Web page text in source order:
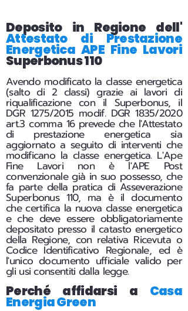
Deposito in Regione dell'
Attestato di Prestazione
Energetica APE Fine Lavori
Superbonus 110
Avendo modificato la classe energetica
(salto di 2 classi) grazie ai lavori di
riqualificazione con il Superbonus, il
DGR 1275/2015 modif. DGR 1835/2020
art.3 comma 16 prevede che l'Attestato
di prestazione energetica sia
aggiornato a seguito di interventi che
modificano la classe energetica. L'Ape
Fine Lavori non è l'APE Post
convenzionale già in suo possesso, che
fa parte della pratica di Asseverazione
Superbonus 110, ma è il documento
che certifica la nuova classe energetica
e che deve essere obbligatoriamente
depositato presso il catasto energetico
della Regione, con relativa Ricevuta o
Codice Identificativo Regionale, ed è
l'unico documento ufficiale valido per
gli usi consentiti dalla legge.
Perché affidarsi a Casa
Energia Green